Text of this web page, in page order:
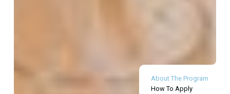
About The Program
How To Apply